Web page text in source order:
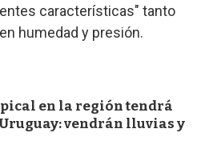
características" tanto
humedad y presión.
en la región tendrá
vendrán lluvias y